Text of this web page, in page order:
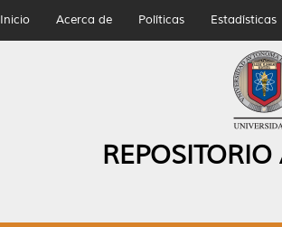
Inicio Acerca de Políticas Estadísticas